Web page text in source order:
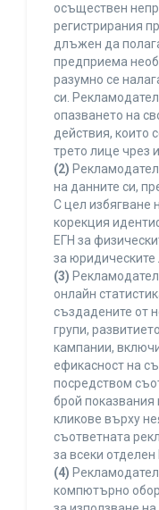
осъществен
регистрирания
длъжен да
предприема
разумно се
си.
опазването на
действия, които
трето лице чрез
(2)
на данните си,
С цел избягване
корекция
ЕГН за
за юридическите
(3)
онлайн
създадените от
групи,
кампании,
ефикасност на
посредством
брой
кликове върху
съответната
за всеки отделен
(4)
компютърно